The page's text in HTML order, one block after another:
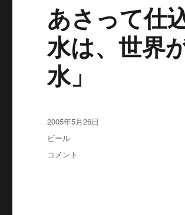
あさって仕
水は、世界
水」
投
稿
日:
2005年5月26日
カ
ゴ
ビール
あ
コメント